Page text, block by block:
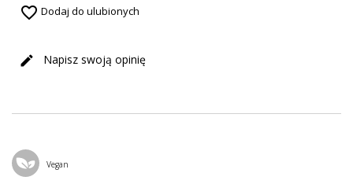
favorite_border Dodaj do ulubionych
Napisz swoją opinię
Vegan